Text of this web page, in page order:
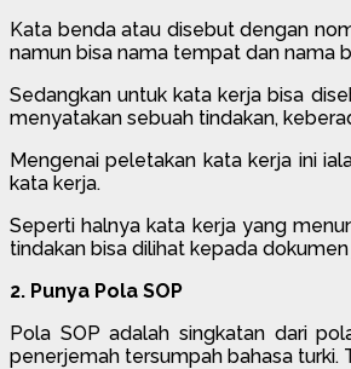
Kata benda atau disebut dengan
namun bisa nama tempat dan nama
Sedangkan untuk kata kerja bisa
menyatakan sebuah tindakan,
Mengenai peletakan kata kerja ini
kata kerja.
Seperti halnya kata kerja yang
tindakan bisa dilihat kepada
2. Punya Pola SOP
Pola SOP adalah singkatan dari
penerjemah tersumpah bahasa turki.